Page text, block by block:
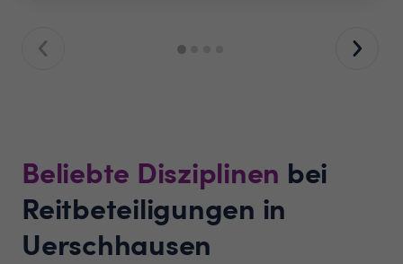
Beliebte Disziplinen bei
Reitbeteiligungen in
Uerschhausen